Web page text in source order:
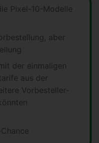
Pixel-10-Modelle
aber
der einmaligen
aus der
Vorbesteller-